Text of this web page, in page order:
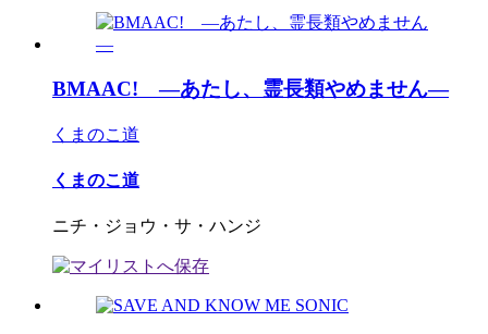
BMAAC! ―あたし、霊長類やめません―
くまのこ道
くまのこ道
ニチ・ジョウ・サ・ハンジ